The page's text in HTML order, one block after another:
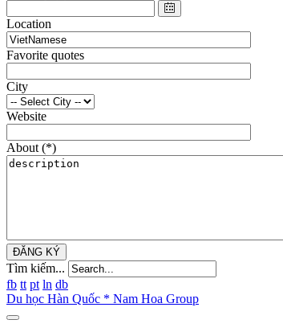
Location
Favorite quotes
City
Website
About (*)
ĐĂNG KÝ
Tìm kiếm...
fb tt pt ln db
Du học Hàn Quốc * Nam Hoa Group